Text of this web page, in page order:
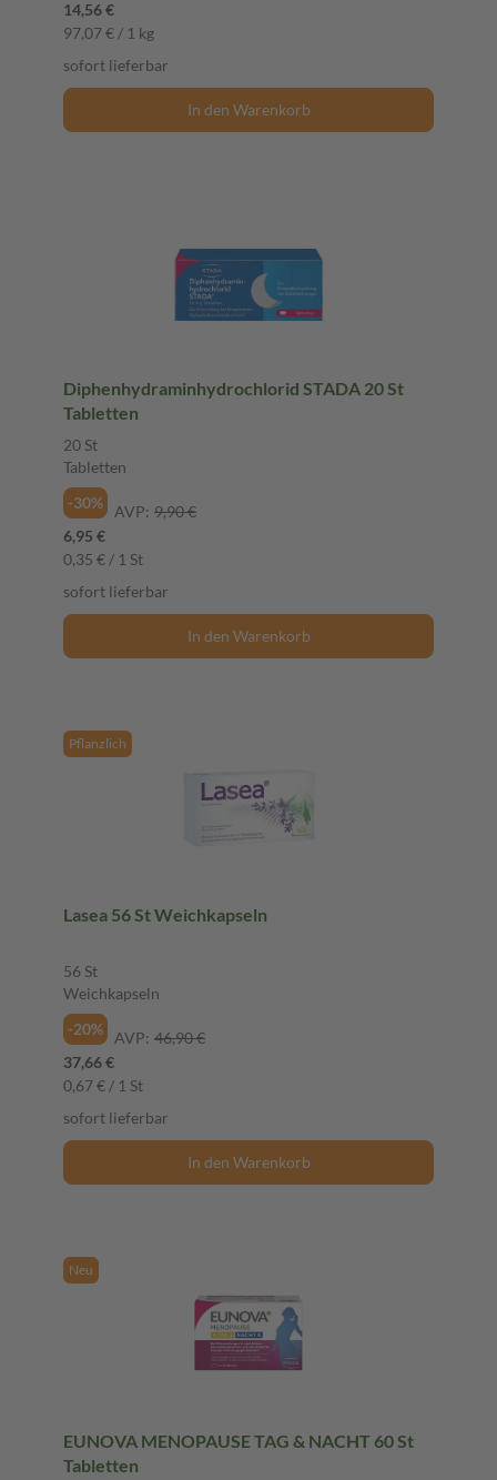
14,56 €
97,07 € / 1 kg
sofort lieferbar
In den Warenkorb
Diphenhydraminhydrochlorid STADA 20 St
Tabletten
20 St
Tabletten
-30%
AVP: 9,90 €
6,95 €
0,35 € / 1 St
sofort lieferbar
In den Warenkorb
Pflanzlich
Lasea 56 St Weichkapseln
56 St
Weichkapseln
-20%
AVP: 46,90 €
37,66 €
0,67 € / 1 St
sofort lieferbar
In den Warenkorb
Neu
EUNOVA MENOPAUSE TAG & NACHT 60 St
Tabletten